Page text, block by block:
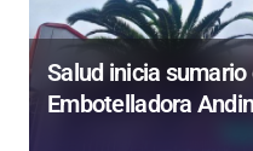
Salud inicia sumario
Embotelladora